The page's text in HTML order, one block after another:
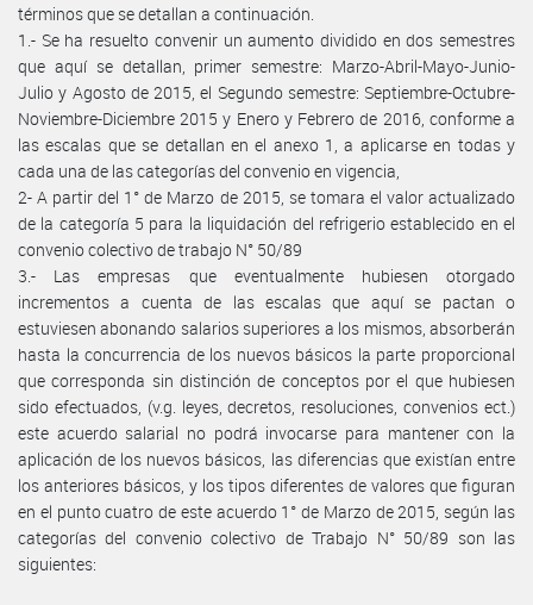
términos que se detallan a continuación.
1.- Se ha resuelto convenir un aumento dividido en dos semestres
que aquí se detallan, primer semestre: Marzo-Abril-Mayo-Junio-
Julio y Agosto de 2015, el Segundo semestre: Septiembre-Octubre-
Noviembre-Diciembre 2015 y Enero y Febrero de 2016, conforme a
las escalas que se detallan en el anexo 1, a aplicarse en todas y
cada una de las categorías del convenio en vigencia,
2- A partir del 1° de Marzo de 2015, se tomara el valor actualizado
de la categoría 5 para la liquidación del refrigerio establecido en el
convenio colectivo de trabajo N° 50/89
3.- Las empresas que eventualmente hubiesen otorgado
incrementos a cuenta de las escalas que aquí se pactan o
estuviesen abonando salarios superiores a los mismos, absorberán
hasta la concurrencia de los nuevos básicos la parte proporcional
que corresponda sin distinción de conceptos por el que hubiesen
sido efectuados, (v.g. leyes, decretos, resoluciones, convenios ect.)
este acuerdo salarial no podrá invocarse para mantener con la
aplicación de los nuevos básicos, las diferencias que existían entre
los anteriores básicos, y los tipos diferentes de valores que figuran
en el punto cuatro de este acuerdo 1° de Marzo de 2015, según las
categorías del convenio colectivo de Trabajo N° 50/89 son las
siguientes: